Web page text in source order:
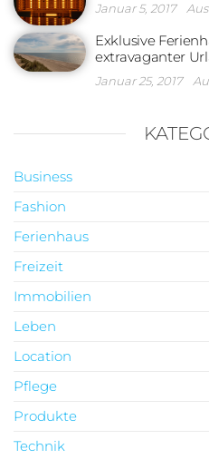
Januar 5, 2017 Aus
Exklusive
extravaganter
Januar 25, 2017
Business
Fashion
Ferienhaus
Freizeit
Immobilien
Leben
Location
Pflege
Produkte
Technik